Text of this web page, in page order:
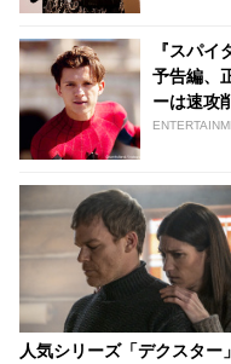
『スパ
予告編、
ーは速攻
グワイア
人気シリーズ「デクスター